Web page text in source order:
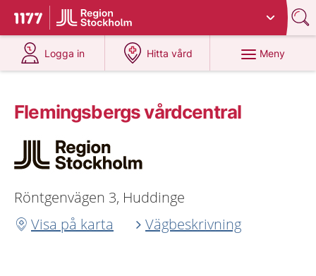
Till startsidan för 1177
Du har valt region
Logga in
på 1177.se
Hitta vård
på 1177.se
Meny
Flemingsbergs vårdcentral
Röntgenvägen 3, Huddinge
Visa på karta
Vägbeskrivning